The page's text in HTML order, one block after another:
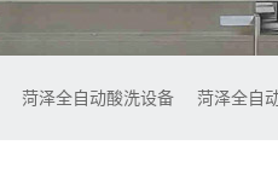
菏泽全自动酸洗设备 菏泽全自